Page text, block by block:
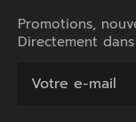
Promotions,
Directement